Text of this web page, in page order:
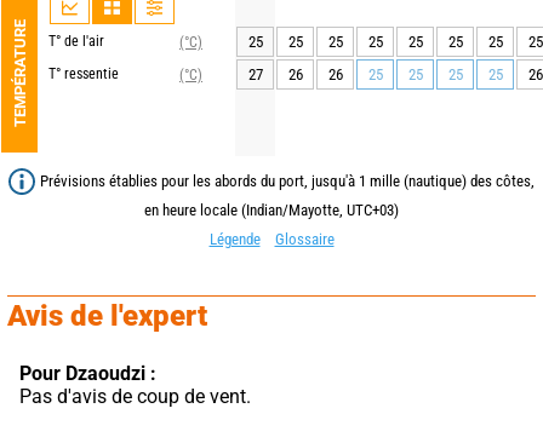
TEMPÉRATURE T° de l'air
(°C)
T° ressentie
(°C)
25 25 25 25 25 25 25
25
27
26 26 25 25 25 25 26
Prévisions établies pour les abords du port, jusqu'à 1 mille (nautique) des côtes,
en heure locale (Indian/Mayotte, UTC+03)
Légende
Glossaire
Avis de l'expert
Pour Dzaoudzi :
Pas d'avis de coup de vent.